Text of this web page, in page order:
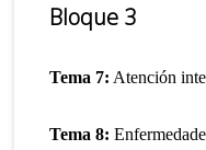
Bloque 3
Tema 7: Atención
Tema 8: